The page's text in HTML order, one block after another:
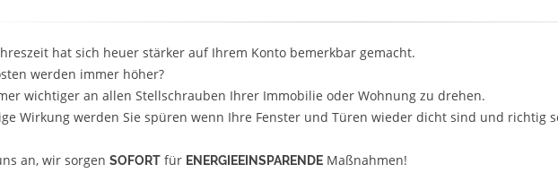
hat sich heuer stärker auf Ihrem Konto bemerkbar gemacht.
werden immer höher?
wichtiger an allen Stellschrauben Ihrer Immobilie oder Wohnung zu drehen.
Wirkung werden Sie spüren wenn Ihre Fenster und Türen wieder dicht sind und richtig
an, wir sorgen SOFORTfür ENERGIEEINSPARENDEMaßnahmen!